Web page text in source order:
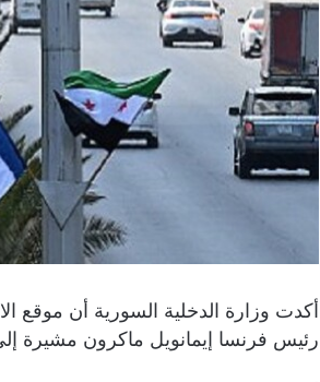
أكدت وزارة الدخلية السورية أن موقع
رئيس فرنسا إيمانويل ماكرون مشيرة إلى إصابة 18 شخصا بينهم 4